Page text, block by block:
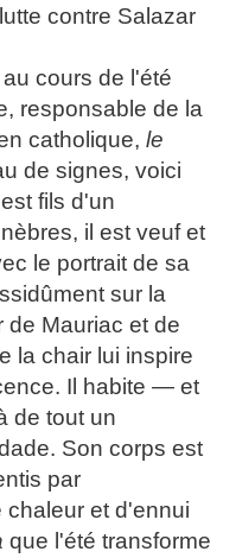
contre Salazar
cours de l'été
responsable de la
catholique, le
de signes, voici
fils d'un
il est veuf et
le portrait de sa
sur la
de Mauriac et de
la chair lui inspire
Il habite — et
de tout un
Son corps est
par
chaleur et d'ennui
que l'été transforme